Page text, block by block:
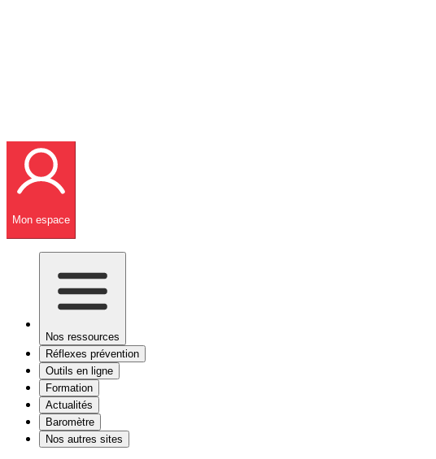
Mon espace
Nos ressources
Réflexes prévention
Outils en ligne
Formation
Actualités
Baromètre
Nos autres sites